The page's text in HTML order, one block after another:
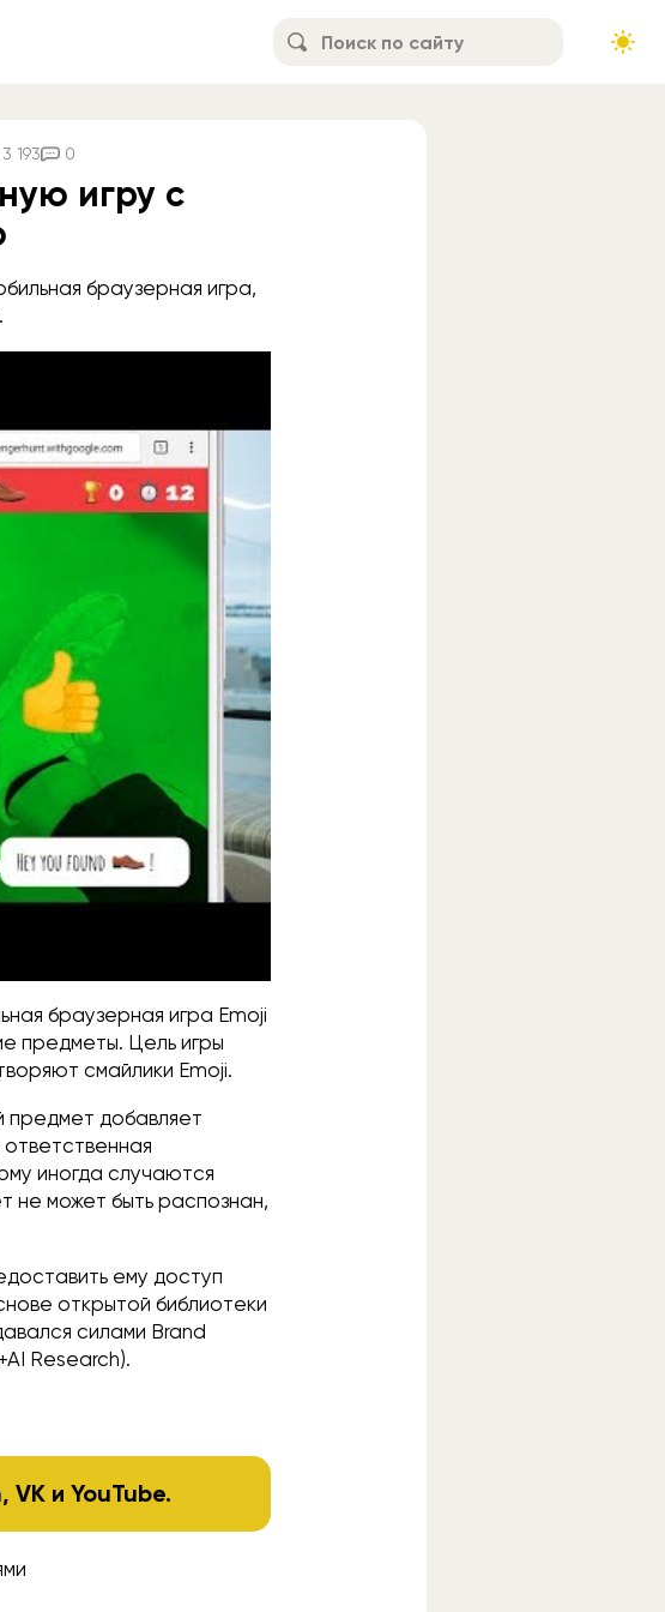
193 0
игру с
браузерная игра,
браузерная игра Emoji
предметы. Цель игры
смайлики Emoji.
предмет добавляет
иногда случаются
не может быть распознан,
ему доступ
открытой библиотеки
силами Brand
Research).
,VK иYouTube.